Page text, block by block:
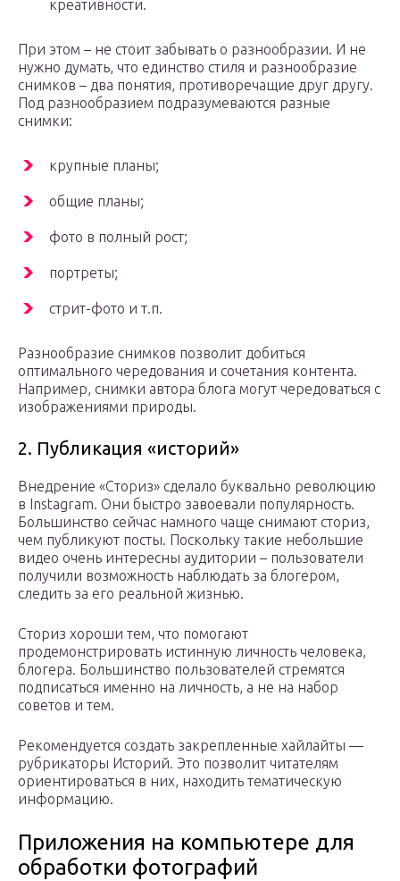
креативности.
При этом – не стоит забывать о разнообразии. И не
нужно думать, что единство стиля и разнообразие
снимков – два понятия, противоречащие друг другу.
Под разнообразием подразумеваются разные
снимки:
крупные планы;
общие планы;
фото в полный рост;
портреты;
стрит-фото и т.п.
Разнообразие снимков позволит добиться
оптимального чередования и сочетания контента.
Например, снимки автора блога могут чередоваться с
изображениями природы.
2. Публикация «историй»
Внедрение «Сториз» сделало буквально революцию
в Instagram. Они быстро завоевали популярность.
Большинство сейчас намного чаще снимают сториз,
чем публикуют посты. Поскольку такие небольшие
видео очень интересны аудитории – пользователи
получили возможность наблюдать за блогером,
следить за его реальной жизнью.
Сториз хороши тем, что помогают
продемонстрировать истинную личность человека,
блогера. Большинство пользователей стремятся
подписаться именно на личность, а не на набор
советов и тем.
Рекомендуется создать закрепленные хайлайты —
рубрикаторы Историй. Это позволит читателям
ориентироваться в них, находить тематическую
информацию.
Приложения на компьютере для
обработки фотографий